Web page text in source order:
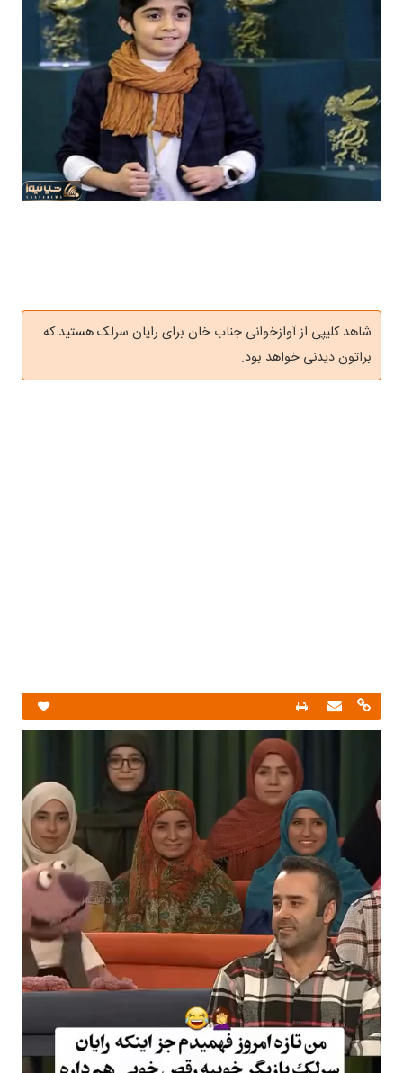
شاهد کلیپی از آوازخوانی جناب خان برای رایان سرلک هستید که
براتون دیدنی خواهد بود.